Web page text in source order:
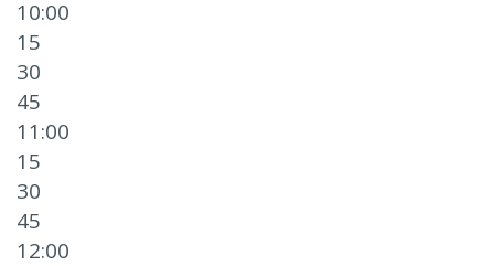
10:00
15
30
45
11:00
15
30
45
12:00